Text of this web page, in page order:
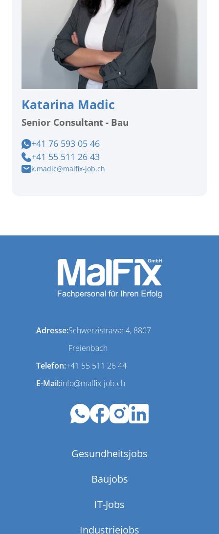
Katarina Madic
Senior Consultant - Bau
+41 76 593 05 46
+41 55 511 26 43
k.madic@malfix-job.ch
Adresse:Schwerzistrasse 4, 8807
Freienbach
Telefon:+41 55 511 26 44
E-Mail:info@malfix-job.ch
Gesundheitsjobs
Baujobs
IT-Jobs
Industriejobs